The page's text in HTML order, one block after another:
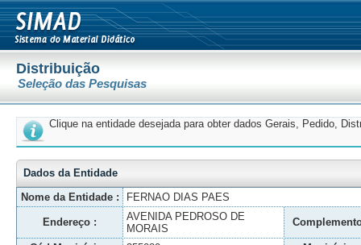
Distribuição
Seleção das Pesquisas
Clique na entidade desejada para obter dados Gerais, Pedido,
Dados da Entidade
Nome da Entidade :
FERNAO DIAS PAES
Endereço :
AVENIDA PEDROSO DE
MORAIS